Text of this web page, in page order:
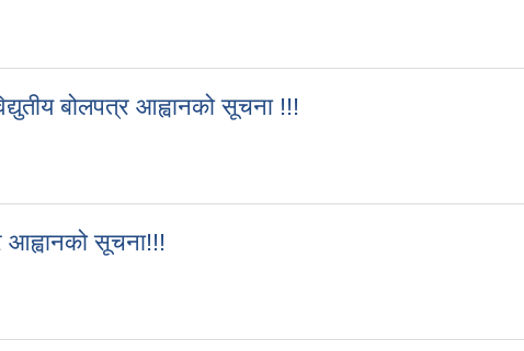
बोलपत्र आह्वानको सूचना !!!
आह्वानको सूचना!!!